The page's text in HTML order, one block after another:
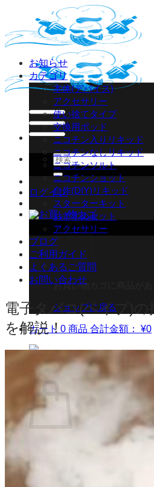
content
検
索
対
象:
ログイン
お買い物カゴに商品があ
ショップに戻る
カート 0 商品 合計金額： ¥0
お買い物カゴ
お買い物カゴに商品があり
お知らせ
カテゴリ
本体(デバイス)
アクセサリー
使い捨てタイプ
交換用ポッド
ニコチン入りリキッド
ニコチンなしリキッド
ニコチンソルト
ニコチンショット
自作(DIY)リキッド
スターターキット
おすすめセット
アクセサリー
ブログ
ご利用ガイド
よくあるご質問
お問い合わせ
電子タバコ(ベイプ)の
を解説！